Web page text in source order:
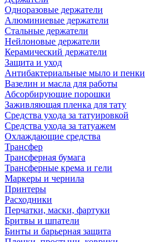
Одноразовые держатели
Алюминиевые держатели
Стальные держатели
Нейлоновые держатели
Керамический держатели
Защита и уход
Антибактериальные мыло и пенки
Вазелин и масла для работы
Абсорбирующие порошки
Заживляющая пленка для тату
Средства ухода за татуировкой
Средства ухода за татуажем
Охлаждающие средства
Трансфер
Трансферная бумага
Трансферные крема и гели
Маркеры и чернила
Принтеры
Расходники
Перчатки, маски, фартуки
Бритвы и шпатели
Бинты и барьерная защита